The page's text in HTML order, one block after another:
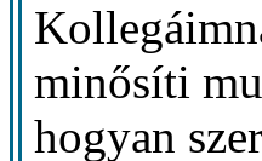
minősíti
hogyan